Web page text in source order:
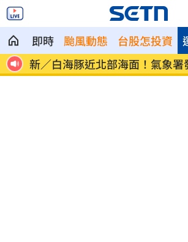
即時 颱風動態 台股怎投資
特
南電Q2財報公布後 目標價調升